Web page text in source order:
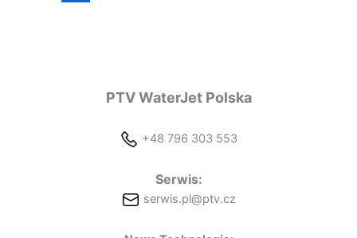
PTV WaterJet Polska
+48 796 303 553
Serwis:
serwis.pl@ptv.cz